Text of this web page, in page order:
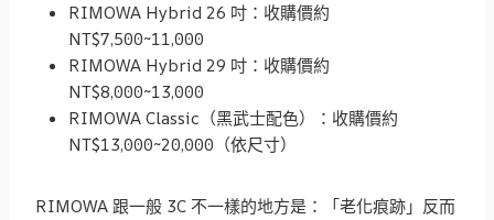
RIMOWA Hybrid 26 吋：收購價約
NT$7,500~11,000
RIMOWA Hybrid 29 吋：收購價約
NT$8,000~13,000
RIMOWA Classic（黑武士配色）：收購價約
NT$13,000~20,000（依尺寸）
RIMOWA 跟一般 3C 不一樣的地方是：「老化痕跡」反而